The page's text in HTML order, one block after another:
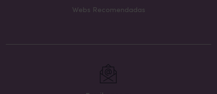
Webs Recomendadas